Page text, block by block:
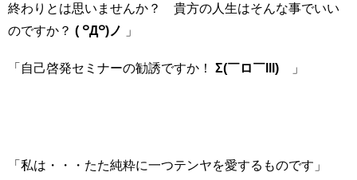
終わりとは思いませんか？ 貴方の人生はそんな事でいい
のですか？ ( ꒪Д꒪)ノ 」
「自己啓発セミナーの勧誘ですか！ Σ(￣ロ￣lll) 」
「私は・・・たた純粋に一つテンヤを愛するものです」